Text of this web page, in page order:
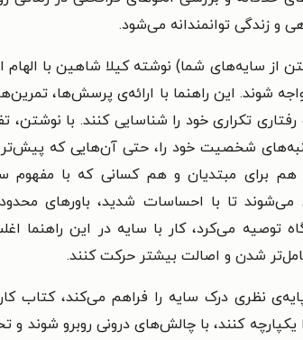
زندگی توانمندانه می‌شود.
از سایه‌های شما) نوشته‌ کیلا شاهین با
شوند. این راهنما با ارائه‌ی پرسش‌ها،
تکراری خود را شناسایی کنند. با نوشتن،
شخصیت خود را، حتی آن‌هایی که پیش‌تر
هم برای مبتدیان و هم کسانی که با مفهوم
تا با احساسات شدید، باورهای
می‌کرد، کار با سایه در این راهنما
شدن و اصالت بیشتر حرکت کنند.
نظری درک سایه را فراهم می‌کند، کتاب
یکپارچه کنند، با چالش‌های درونی روبرو